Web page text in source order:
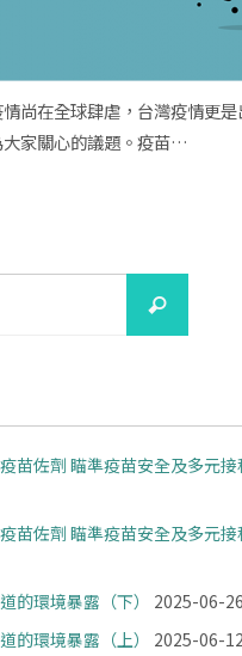
尚在全球肆虐，台灣疫情更
家關心的議題。疫苗…
Search
苗佐劑 瞄準疫苗安全及多元接
苗佐劑 瞄準疫苗安全及多元接
的環境暴露（下）
2025-06-26
的環境暴露（上）
2025-06-12